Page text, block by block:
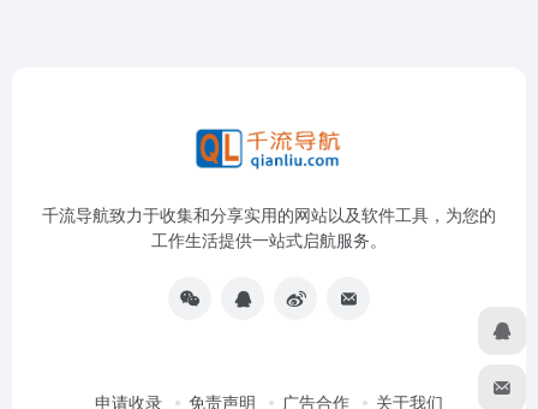
千流导航致力于收集和分享实用的网站以及软件工具，为您的
工作生活提供一站式启航服务。
申请收录 免责声明 广告合作 关于我们